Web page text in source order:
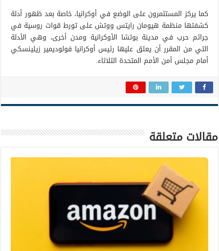
كما يركز المستثمرون على الوضع في أوكرانيا، خاصة بعد ظهور أدلة
كشفتها منظمة هيومان رايتس ووتش على تورط قوات روسية في
جرائم حرب في مدينة بوتشا الأوكرانية ومدن أخرى، وهي الأدلة
التي من المقرر أن يعلق عليها رئيس أوكرانيا فولوديمير زيلينسكي
أمام مجلس أمن الأمم المتحدة الثلاثاء.
مقالات متعلقة